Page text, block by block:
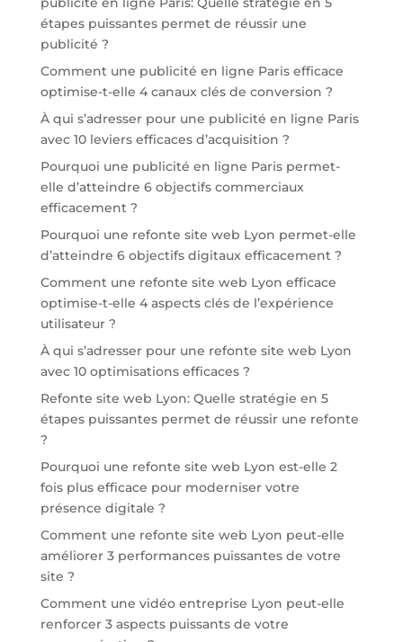
étapes puissantes permet de réussir une
publicité ?
Comment une publicité en ligne Paris efficace
optimise-t-elle 4 canaux clés de conversion ?
À qui s’adresser pour une publicité en ligne Paris
avec 10 leviers efficaces d’acquisition ?
Pourquoi une publicité en ligne Paris permet-
elle d’atteindre 6 objectifs commerciaux
efficacement ?
Pourquoi une refonte site web Lyon permet-elle
d’atteindre 6 objectifs digitaux efficacement ?
Comment une refonte site web Lyon efficace
optimise-t-elle 4 aspects clés de l’expérience
utilisateur ?
À qui s’adresser pour une refonte site web Lyon
avec 10 optimisations efficaces ?
Refonte site web Lyon: Quelle stratégie en 5
étapes puissantes permet de réussir une refonte
?
Pourquoi une refonte site web Lyon est-elle 2
fois plus efficace pour moderniser votre
présence digitale ?
Comment une refonte site web Lyon peut-elle
améliorer 3 performances puissantes de votre
site ?
Comment une vidéo entreprise Lyon peut-elle
renforcer 3 aspects puissants de votre